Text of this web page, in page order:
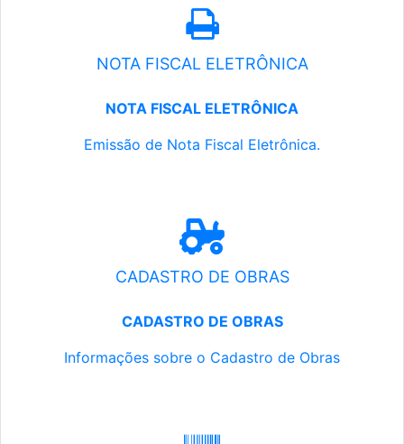
NOTA FISCAL ELETRÔNICA
NOTA FISCAL ELETRÔNICA
Emissão de Nota Fiscal Eletrônica.
CADASTRO DE OBRAS
CADASTRO DE OBRAS
Informações sobre o Cadastro de Obras